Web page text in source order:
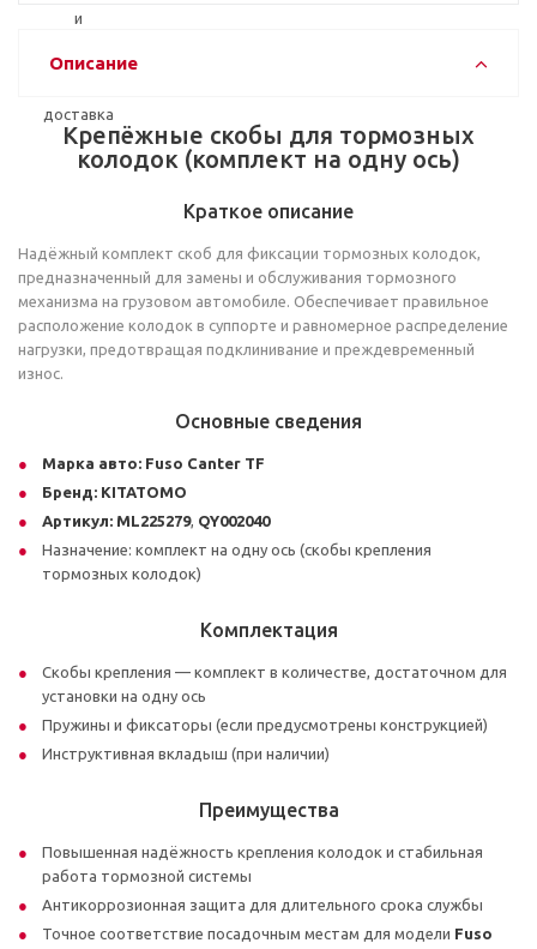
Описание
Крепёжные скобы для тормозных
колодок (комплект на одну ось)
Краткое описание
Надёжный комплект скоб для фиксации тормозных колодок,
предназначенный для замены и обслуживания тормозного
механизма на грузовом автомобиле. Обеспечивает правильное
расположение колодок в суппорте и равномерное распределение
нагрузки, предотвращая подклинивание и преждевременный
износ.
Основные сведения
Марка авто: Fuso Canter TF
Бренд: KITATOMO
Артикул: ML225279, QY002040
Назначение: комплект на одну ось (скобы крепления
тормозных колодок)
Комплектация
Скобы крепления — комплект в количестве, достаточном для
установки на одну ось
Пружины и фиксаторы (если предусмотрены конструкцией)
Инструктивная вкладыш (при наличии)
Преимущества
Повышенная надёжность крепления колодок и стабильная
работа тормозной системы
Антикоррозионная защита для длительного срока службы
Точное соответствие посадочным местам для модели Fuso